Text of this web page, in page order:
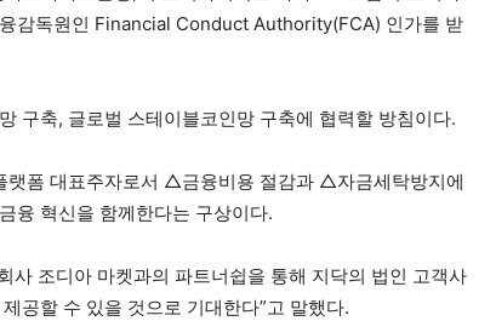
감독원인 Financial Conduct Authority(FCA) 인가를 받
구축, 글로벌 스테이블코인망 구축에 협력할 방침이다.
랫폼 대표주자로서 △금융비용 절감과 △자금세탁방지에
융 혁신을 함께한다는 구상이다.
사 조디아 마켓과의 파트너쉽을 통해 지닥의 법인 고객사
공할 수 있을 것으로 기대한다”고 말했다.